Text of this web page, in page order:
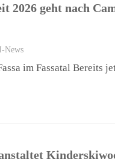
2026 geht nach
News
im Fassatal Bereits